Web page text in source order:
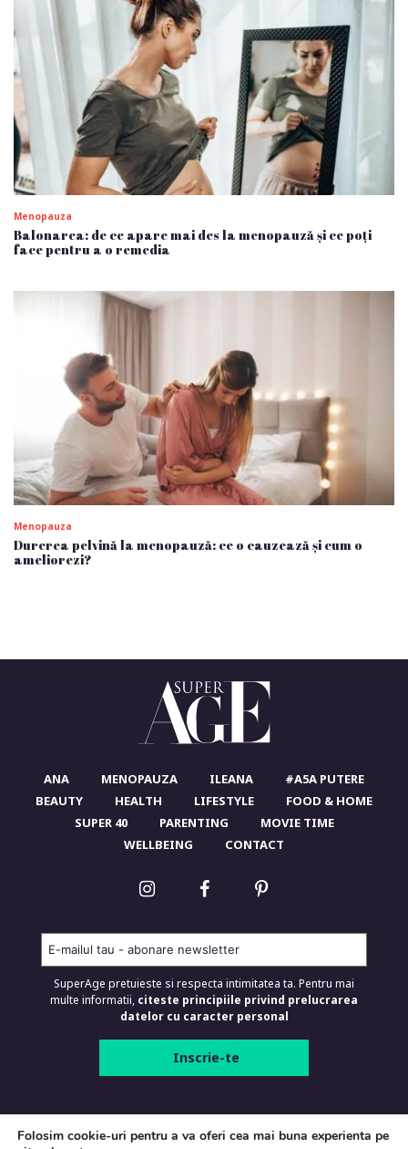
Menopauza
Balonarea: de ce apare mai des la menopauză și ce poți
face pentru a o remedia
Menopauza
Durerea pelvină la menopauză: ce o cauzează și cum o
ameliorezi?
ANA MENOPAUZA ILEANA
#A5A PUTERE
BEAUTY
HEALTH LIFESTYLE
FOOD & HOME
SUPER 40
PARENTING
MOVIE TIME
WELLBEING
CONTACT
SuperAge pretuieste si respecta intimitatea ta. Pentru mai
multe informatii, citeste principiile privind prelucrarea
datelor cu caracter personal
SUPERAGE.RO © 2026 Toate drepturile
Folosim cookie-uri pentru a va oferi cea mai buna experienta pe